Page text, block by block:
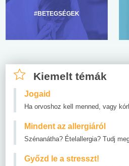
#BETEGSÉGEK
Kiemelt témák
Jogaid
Ha orvoshoz kell menned, vagy
Mindent az allergiáról
Szénanátha? Ételallergia? Tudj
Győzd le a stresszt!